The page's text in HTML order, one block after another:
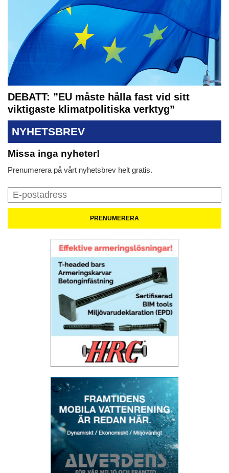
DEBATT: ”EU måste hålla fast vid sitt
viktigaste klimatpolitiska verktyg”
NYHETSBREV
Missa inga nyheter!
Prenumerera på vårt nyhetsbrev helt gratis.